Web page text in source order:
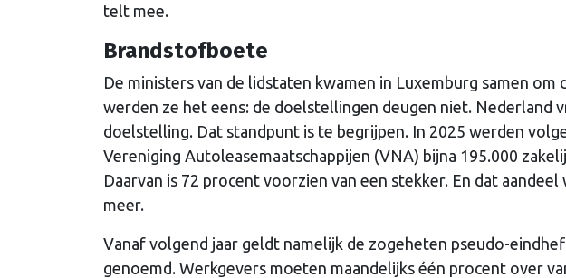
telt mee.
Brandstofboete
De ministers van de lidstaten kwamen in Luxemburg samen om
werden ze het eens: de doelstellingen deugen niet. Nederland
doelstelling. Dat standpunt is te begrijpen. In 2025 werden
Vereniging Autoleasemaatschappijen (VNA) bijna 195.000
Daarvan is 72 procent voorzien van een stekker. En dat
meer.
Vanaf volgend jaar geldt namelijk de zogeheten pseudo-
genoemd. Werkgevers moeten maandelijks één procent over